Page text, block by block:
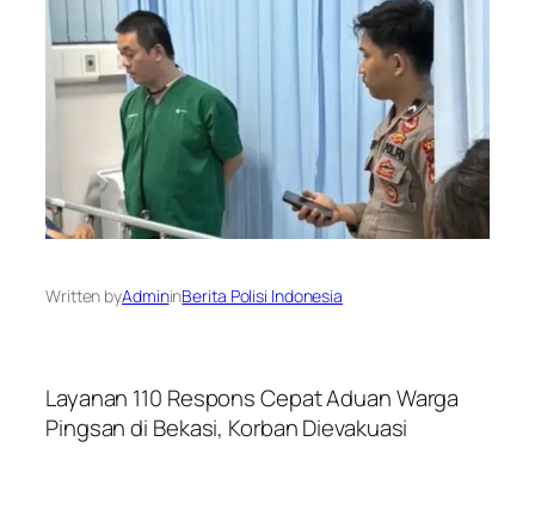
Written byAdmininBerita Polisi Indonesia
Layanan 110 Respons Cepat Aduan Warga
Pingsan di Bekasi, Korban Dievakuasi